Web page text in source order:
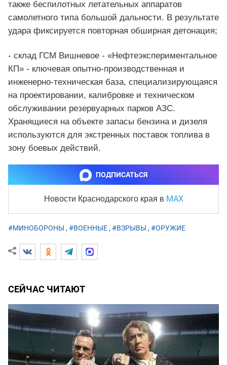
также беспилотных летательных аппаратов
самолетного типа большой дальности. В результате
удара фиксируется повторная обширная детонация;
- склад ГСМ Вишневое - «Нефтеэкспериментальное
КП» - ключевая опытно-производственная и
инженерно-техническая база, специализирующаяся
на проектировании, калибровке и техническом
обслуживании резервуарных парков АЗС.
Хранящиеся на объекте запасы бензина и дизеля
используются для экстренных поставок топлива в
зону боевых действий.
ПОДПИСАТЬСЯ
Новости Краснодарского края в MAX
#МИНОБОРОНЫ , #ВОЕННЫЕ , #ВЗРЫВЫ , #ОРУЖИЕ
СЕЙЧАС ЧИТАЮТ